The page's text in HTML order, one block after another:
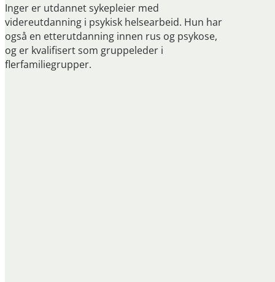
Inger er utdannet sykepleier med
videreutdanning i psykisk helsearbeid. Hun har
også en etterutdanning innen rus og psykose,
og er kvalifisert som gruppeleder i
flerfamiliegrupper.